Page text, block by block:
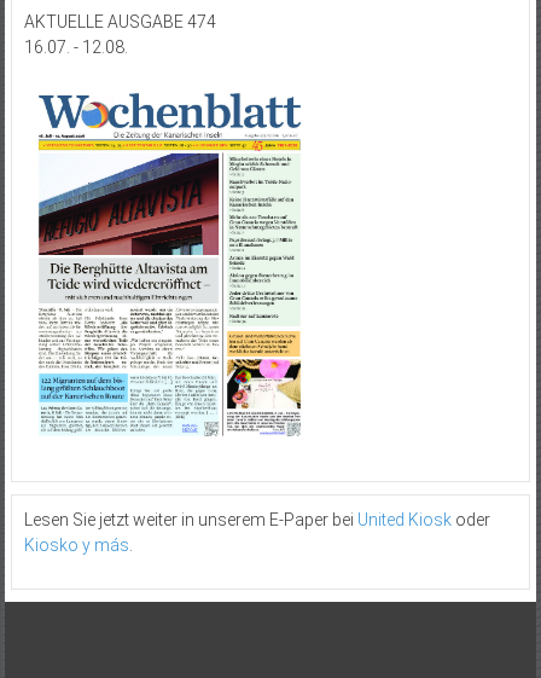
AKTUELLE AUSGABE 474
16.07. - 12.08.
Lesen Sie jetzt weiter in unserem E-Paper bei United Kioskoder
Kiosko y más